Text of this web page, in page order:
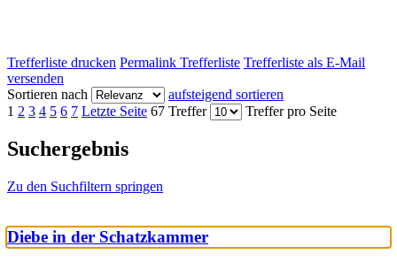
Trefferliste drucken Permalink Trefferliste Trefferliste als E-Mail
versenden
Sortieren nach
aufsteigend sortieren
1 2 3 4 5 6 7 Letzte Seite 67 Treffer Treffer pro Seite
Suchergebnis
Zu den Suchfiltern springen
Diebe in der Schatzkammer